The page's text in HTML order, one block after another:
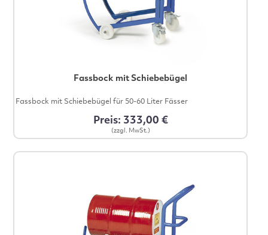
Fassbock mit Schiebebügel
Fassbock mit Schiebebügel für 50-60 Liter Fässer
Preis: 333,00 €
(zzgl. MwSt.)